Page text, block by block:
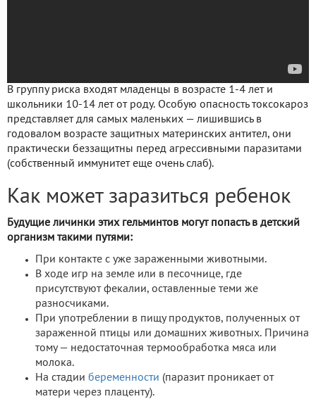
В группу риска входят младенцы в возрасте 1-4 лет и
школьники 10-14 лет от роду. Особую опасность токсокароз
представляет для самых маленьких — лишившись в
годовалом возрасте защитных материнских антител, они
практически беззащитны перед агрессивными паразитами
(собственный иммунитет еще очень слаб).
Как может заразиться ребенок
Будущие личинки этих гельминтов могут попасть в детский
организм такими путями:
При контакте с уже зараженными животными.
В ходе игр на земле или в песочнице, где
присутствуют фекалии, оставленные теми же
разносчиками.
При употреблении в пищу продуктов, полученных от
зараженной птицы или домашних животных. Причина
тому — недостаточная термообработка мяса или
молока.
На стадии беременности (паразит проникает от
матери через плаценту).